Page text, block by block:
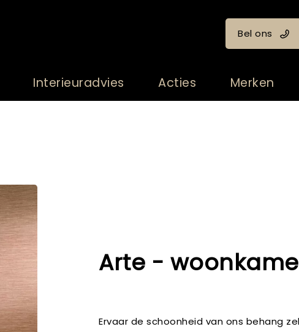
Bel ons
Interieuradvies Acties Merken
Arte -
Ervaar de schoonheid van ons behang